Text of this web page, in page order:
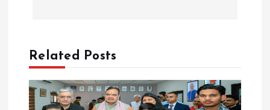
a
v
Related Posts